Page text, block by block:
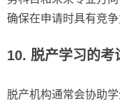
确保在申请时具有竞争
10. 脱产学习的考
脱产机构通常会协助